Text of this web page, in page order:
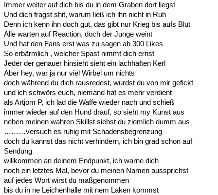
Immer weiter auf dich bis du in dem Graben dort liegst
Und dich fragst shit, warum ließ ich ihn nicht in Ruh
Denn ich kenn ihn doch gut, das gibt nur Krieg bis aufs Blut
Alle warten auf Reaction, doch der Junge weint
Und hat den Fans erst was zu sagen ab 300 Likes
So erbärmlich , welcher Spast nimmt dich ernst
Jeder der genauer hinsieht sieht ein lachhaften Kerl
Aber hey, war ja nur viel Wirbel um nichts
doch während du dich rausredest, wurdst du von mir gefickt
und ich schwörs euch, niemand hat es mehr verdient
als Artjom P, ich lad die Waffe wieder nach und schieß
immer wieder auf den Hund drauf, so sieht my Kunst aus
neben meinen wahren Skillst siehst du ziemlich dumm aus
………versuch es ruhig mit Schadensbegrenzung
doch du kannst das nicht verhindern, ich bin grad schon auf
Sendung
willkommen an deinem Endpunkt, ich warne dich
noch ein letztes Mal, bevor du meinen Namen aussprichst
auf jedes Wort wirst du maßgenommen
bis du in ne Leichenhalle mit nem Laken kommst